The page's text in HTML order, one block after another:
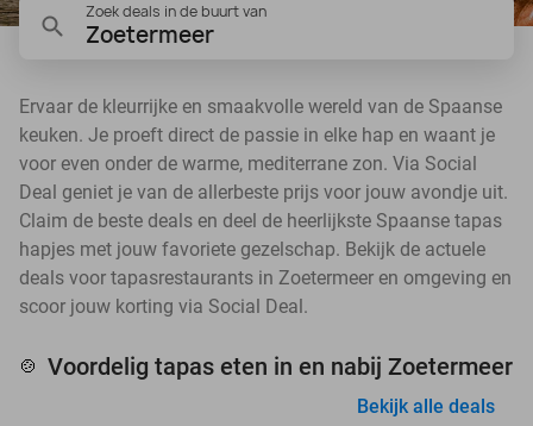
Zoek deals in de buurt van
Zoetermeer
Ervaar de kleurrijke en smaakvolle wereld van de Spaanse
keuken. Je proeft direct de passie in elke hap en waant je
voor even onder de warme, mediterrane zon. Via Social
Deal geniet je van de allerbeste prijs voor jouw avondje uit.
Claim de beste deals en deel de heerlijkste Spaanse tapas
hapjes met jouw favoriete gezelschap. Bekijk de actuele
deals voor tapasrestaurants in Zoetermeer en omgeving en
scoor jouw korting via Social Deal.
🍲 Voordelig tapas eten in en nabij Zoetermeer
Bekijk alle deals